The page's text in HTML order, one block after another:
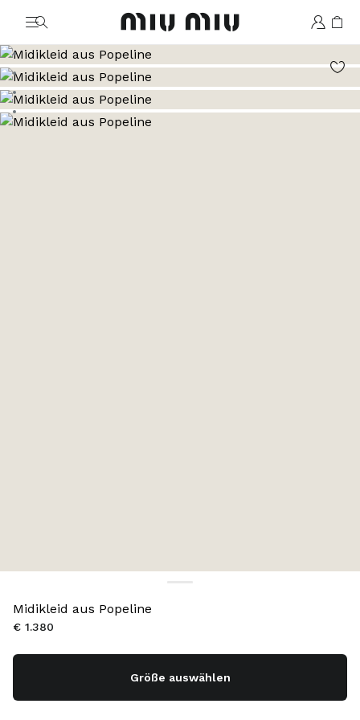
MiuMiu logo
Zum Bild 1
Zum Bild 2
Zum Bild 3
Zum Bild 4
Zum Bild 5
Midikleid aus Popeline
€ 1.380
Größe auswählen